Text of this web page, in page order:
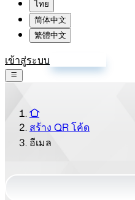
ไทย
简体中文
繁體中文
เข้าสู่ระบบ
สร้าง QR โค้ด
อีเมล